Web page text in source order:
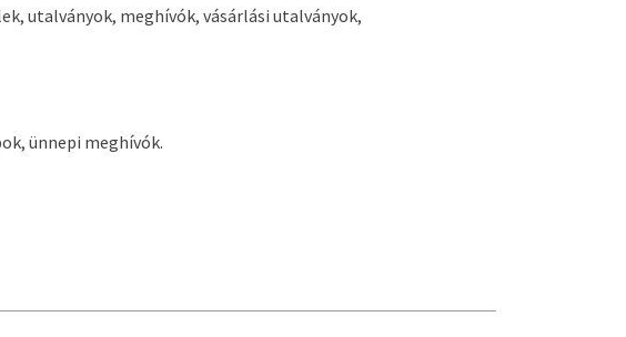
utalványok, meghívók, vásárlási utalványok,
ünnepi meghívók.